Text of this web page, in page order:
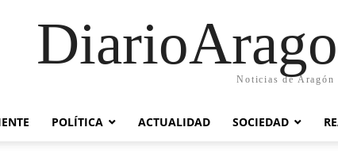
Noticias de Aragón
POLÍTICA ACTUALIDAD SOCIEDAD